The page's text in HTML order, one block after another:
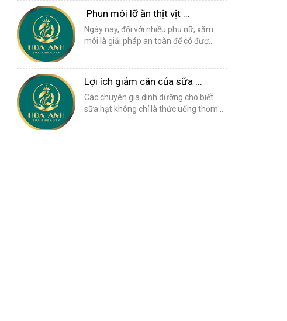
Phun môi lỡ ăn thịt vịt ...
Ngày nay, đối với nhiều phụ nữ, xăm
môi là giải pháp an toàn để có đượ...
Lợi ích giảm cân của sữa ...
Các chuyên gia dinh dưỡng cho biết
sữa hạt không chỉ là thức uống thơm...